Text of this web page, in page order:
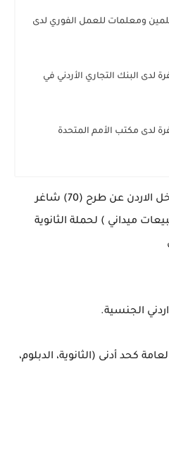
ومعلمات للعمل الفوري لدى
البنك التجاري الأردني في
لدى مكتب الأمم المتحدة
تعلن شركة اتصالات كبرى داخل الاردن عن طرح (70) شاغر
ميداني ) لحملة الثانوية
الجنسية.
كحد أدنى (الثانوية، الدبلوم،